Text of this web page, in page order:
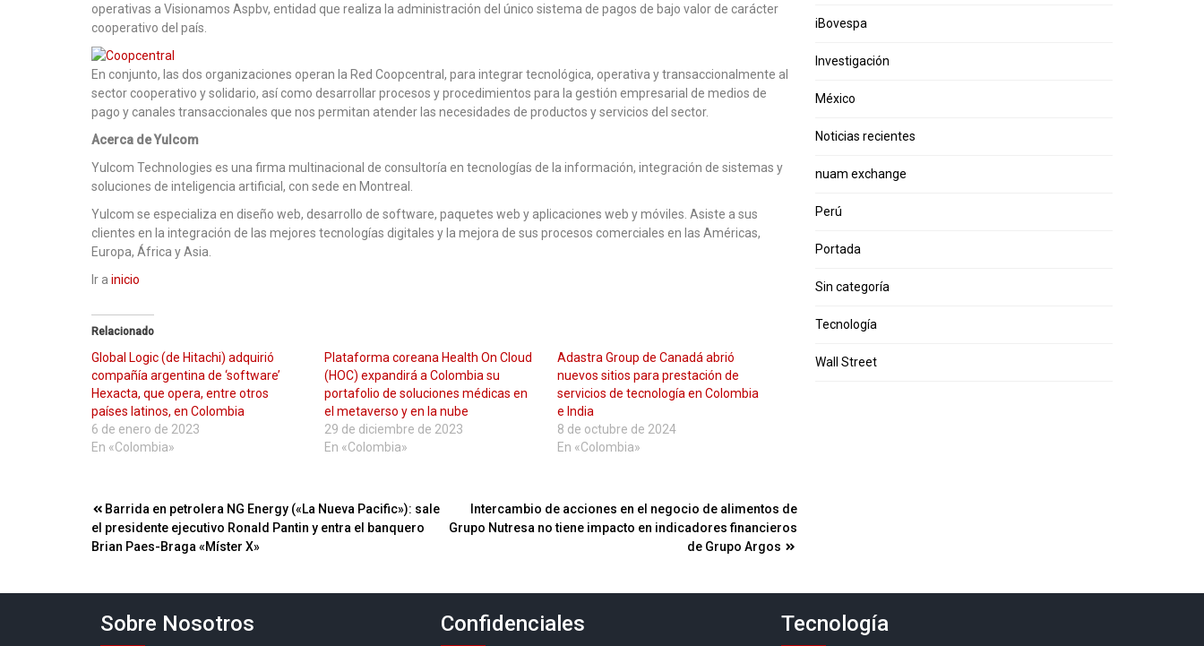
operativas a Visionamos Aspbv, entidad que realiza la administración del único sistema de pagos de bajo valor de carácter
cooperativo del país.
En conjunto, las dos organizaciones operan la Red Coopcentral, para integrar tecnológica, operativa y transaccionalmente al
sector cooperativo y solidario, así como desarrollar procesos y procedimientos para la gestión empresarial de medios de
pago y canales transaccionales que nos permitan atender las necesidades de productos y servicios del sector.
Acerca de Yulcom
Yulcom Technologies es una firma multinacional de consultoría en tecnologías de la información, integración de sistemas y
soluciones de inteligencia artificial, con sede en Montreal.
Yulcom se especializa en diseño web, desarrollo de software, paquetes web y aplicaciones web y móviles. Asiste a sus
clientes en la integración de las mejores tecnologías digitales y la mejora de sus procesos comerciales en las Américas,
Europa, África y Asia.
Ir a inicio
Relacionado
Global Logic (de Hitachi) adquirió
compañía argentina de ‘software’
Hexacta, que opera, entre otros
países latinos, en Colombia
6 de enero de 2023
En «Colombia»
Plataforma coreana Health On Cloud
(HOC) expandirá a Colombia su
portafolio de soluciones médicas en
el metaverso y en la nube
29 de diciembre de 2023
En «Colombia»
Adastra Group de Canadá abrió
nuevos sitios para prestación de
servicios de tecnología en Colombia
e India
8 de octubre de 2024
En «Colombia»
Navegación
de
Barrida en petrolera NG Energy («La Nueva Pacific»): sale
el presidente ejecutivo Ronald Pantin y entra el banquero
Brian Paes-Braga «Míster X»
Intercambio de acciones en el negocio de alimentos de
Grupo Nutresa no tiene impacto en indicadores financieros
de Grupo Argos
iBovespa
Investigación
México
Noticias recientes
nuam exchange
Perú
Portada
Sin categoría
Tecnología
Wall Street
Sobre Nosotros Confidenciales Tecnología